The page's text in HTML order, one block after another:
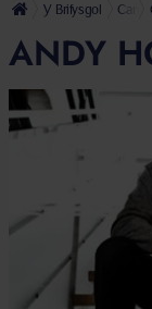
Y Brifysgol
ANDY